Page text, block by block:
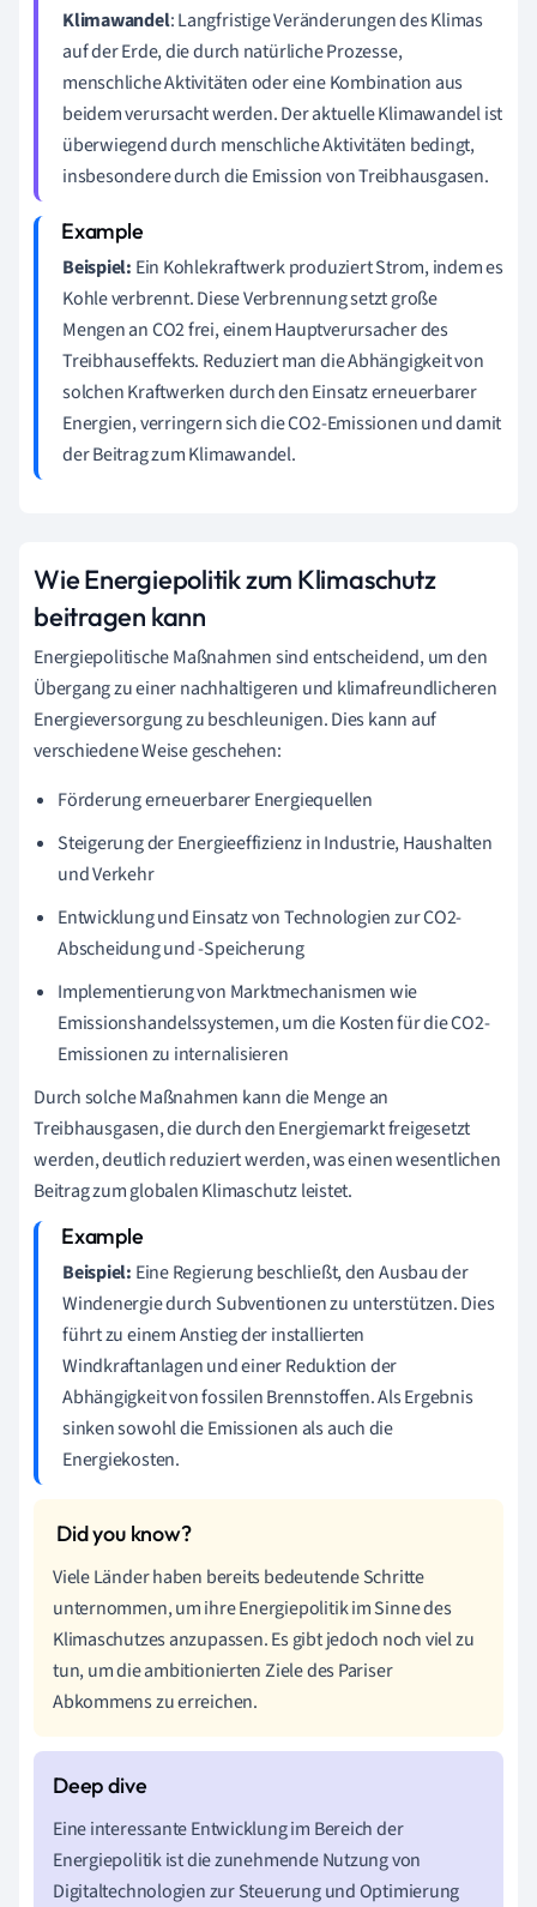
Klimawandel: Langfristige Veränderungen des Klimas
auf der Erde, die durch natürliche Prozesse,
menschliche Aktivitäten oder eine Kombination aus
beidem verursacht werden. Der aktuelle Klimawandel ist
überwiegend durch menschliche Aktivitäten bedingt,
insbesondere durch die Emission von Treibhausgasen.
Beispiel: Ein Kohlekraftwerk produziert Strom, indem es
Kohle verbrennt. Diese Verbrennung setzt große
Mengen an CO2 frei, einem Hauptverursacher des
Treibhauseffekts. Reduziert man die Abhängigkeit von
solchen Kraftwerken durch den Einsatz erneuerbarer
Energien, verringern sich die CO2-Emissionen und damit
der Beitrag zum Klimawandel.
Wie Energiepolitik zum Klimaschutz
beitragen kann
Energiepolitische Maßnahmen sind entscheidend, um den
Übergang zu einer nachhaltigeren und klimafreundlicheren
Energieversorgung zu beschleunigen. Dies kann auf
verschiedene Weise geschehen:
Förderung erneuerbarer Energiequellen
Steigerung der Energieeffizienz in Industrie, Haushalten
und Verkehr
Entwicklung und Einsatz von Technologien zur CO2-
Abscheidung und -Speicherung
Implementierung von Marktmechanismen wie
Emissionshandelssystemen, um die Kosten für die CO2-
Emissionen zu internalisieren
Durch solche Maßnahmen kann die Menge an
Treibhausgasen, die durch den Energiemarkt freigesetzt
werden, deutlich reduziert werden, was einen wesentlichen
Beitrag zum globalen Klimaschutz leistet.
Beispiel: Eine Regierung beschließt, den Ausbau der
Windenergie durch Subventionen zu unterstützen. Dies
führt zu einem Anstieg der installierten
Windkraftanlagen und einer Reduktion der
Abhängigkeit von fossilen Brennstoffen. Als Ergebnis
sinken sowohl die Emissionen als auch die
Energiekosten.
Viele Länder haben bereits bedeutende Schritte
unternommen, um ihre Energiepolitik im Sinne des
Klimaschutzes anzupassen. Es gibt jedoch noch viel zu
tun, um die ambitionierten Ziele des Pariser
Abkommens zu erreichen.
Eine interessante Entwicklung im Bereich der
Energiepolitik ist die zunehmende Nutzung von
Digitaltechnologien zur Steuerung und Optimierung